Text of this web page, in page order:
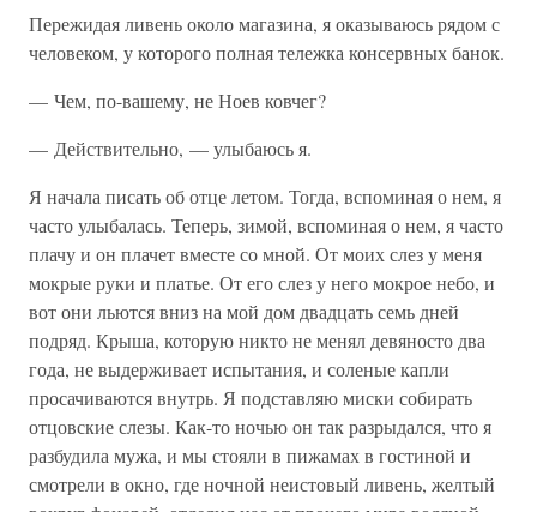
Пережидая ливень около магазина, я оказываюсь рядом с
человеком, у которого полная тележка консервных банок.
— Чем, по-вашему, не Ноев ковчег?
— Действительно, — улыбаюсь я.
Я начала писать об отце летом. Тогда, вспоминая о нем, я
часто улыбалась. Теперь, зимой, вспоминая о нем, я часто
плачу и он плачет вместе со мной. От моих слез у меня
мокрые руки и платье. От его слез у него мокрое небо, и
вот они льются вниз на мой дом двадцать семь дней
подряд. Крыша, которую никто не менял девяносто два
года, не выдерживает испытания, и соленые капли
просачиваются внутрь. Я подставляю миски собирать
отцовские слезы. Как-то ночью он так разрыдался, что я
разбудила мужа, и мы стояли в пижамах в гостиной и
смотрели в окно, где ночной неистовый ливень, желтый